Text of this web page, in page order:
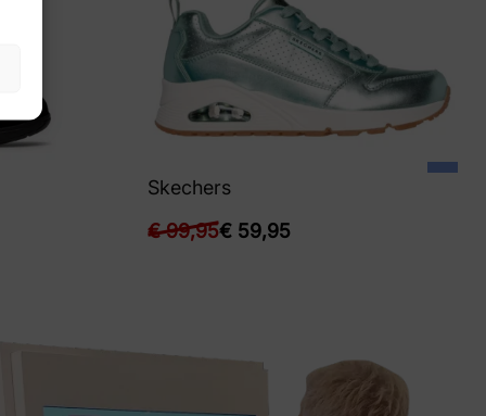
Skechers
€99,95€ 59,95